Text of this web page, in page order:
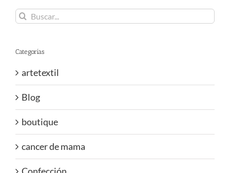
Buscar:
Categorías
artetextil
Blog
boutique
cancer de mama